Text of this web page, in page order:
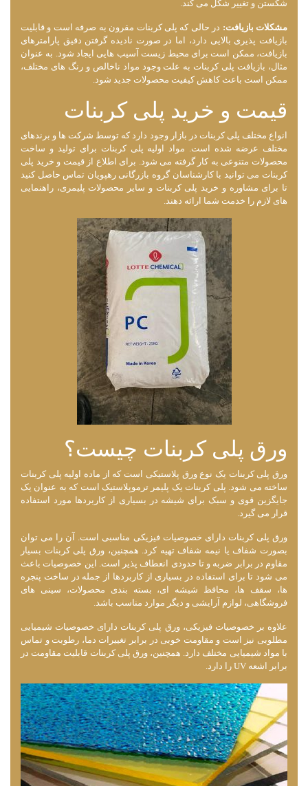
شکستن و تغییر شکل می ‌کند.
مشکلات بازیافت: در حالی که پلی کربنات مقرون به صرفه است و قابلیت
بازیافت پذیری بالایی دارد، اما در صورت نادیده گرفتن دقیق پارامترهای
بازیافت، ممکن است برای محیط زیست آسیب ‌هایی ایجاد شود. به عنوان
مثال، بازیافت پلی کربنات به علت وجود مواد ناخالص و رنگ‌ های مختلف،
ممکن است باعث کاهش کیفیت محصولات جدید شود.
قیمت و خرید پلی کربنات
انواع مختلف پلی کربنات در بازار وجود دارد که توسط شرکت ها و برندهای
مختلف عرضه شده است. مواد اولیه پلی کربنات برای تولید و ساخت
محصولات متنوعی به کار گرفته می شود. برای اطلاع از قیمت و خرید پلی
کربنات می توانید با کارشناسان گروه بازرگانی رهپویان تماس حاصل کنید
تا برای مشاوره و خرید پلی کربنات و سایر محصولات پلیمری، راهنمایی
های لازم را خدمت شما ارائه دهند.
ورق پلی کربنات چیست؟
ورق پلی کربنات یک نوع ورق پلاستیکی است که از ماده اولیه پلی کربنات
ساخته می ‌شود. پلی کربنات یک پلیمر ترموپلاستیک است که به عنوان یک
جایگزین قوی و سبک برای شیشه در بسیاری از کاربردها مورد استفاده
قرار می ‌گیرد.
ورق پلی کربنات دارای خصوصیات فیزیکی مناسبی است. آن را می ‌توان
بصورت شفاف یا نیمه شفاف تهیه کرد. همچنین، ورق پلی کربنات بسیار
مقاوم در برابر ضربه و تا حدودی انعطاف پذیر است. این خصوصیات باعث
می شود تا برای استفاده در بسیاری از کاربردها از جمله در ساخت پنجره‌
ها، سقف ‌ها، محافظ شیشه‌ ای، بسته ‌بندی محصولات، سینی ‌های
فروشگاهی، لوازم آرایشی و دیگر موارد مناسب باشد.
علاوه بر خصوصیات فیزیکی، ورق پلی کربنات دارای خصوصیات شیمیایی
مطلوبی نیز است و مقاومت خوبی در برابر تغییرات دما، رطوبت و تماس
با مواد شیمیایی مختلف دارد. همچنین، ورق پلی کربنات قابلیت مقاومت در
برابر اشعه UV را دارد.